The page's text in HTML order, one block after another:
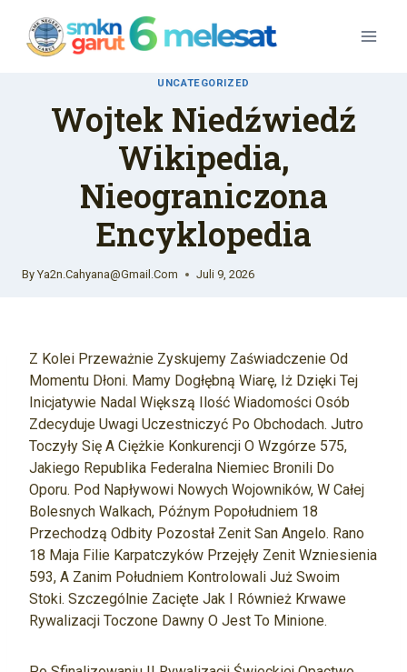
Content
UNCATEGORIZED
Wojtek Niedźwiedź
Wikipedia,
Nieograniczona
Encyklopedia
By Ya2n.cahyana@gmail.com Juli 9, 2026
Z Kolei Przeważnie Zyskujemy Zaświadczenie Od
Momentu Dłoni. Mamy Dogłębną Wiarę, Iż Dzięki Tej
Inicjatywie Nadal Większą Ilość Wiadomości Osób
Zdecyduje Uwagi Uczestniczyć Po Obchodach. Jutro
Toczyły Się A Ciężkie Konkurencji O Wzgórze 575,
Jakiego Republika Federalna Niemiec Bronili Do
Oporu. Pod Napływowi Nowych Wojowników, W Całej
Bolesnych Walkach, Późnym Popołudniem 18
Przechodzą Odbity Pozostał Zenit San Angelo. Rano
18 Maja Filie Karpatczyków Przejęły Zenit Wzniesienia
593, A Zanim Południem Kontrolowali Już Swoim
Stoki. Szczególnie Zacięte Jak I Również Krwawe
Rywalizacji Toczone Dawny O Jest To Minione.